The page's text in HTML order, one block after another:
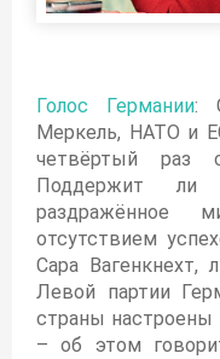
Голос Германии:
Меркель, НАТО и
четвёртый раз
Поддержит ли
раздражённое
отсутствием
Сара Вагенкнехт,
Левой партии
страны настроены
– об этом